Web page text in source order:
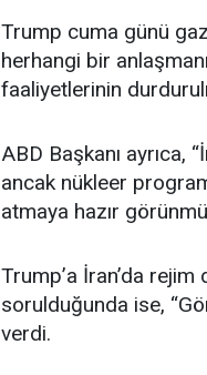
Trump cuma günü
herhangi bir
faaliyetlerinin
ABD Başkanı ayrıca,
ancak nükleer
atmaya hazır
Trump’a İran’da
sorulduğunda ise,
verdi.